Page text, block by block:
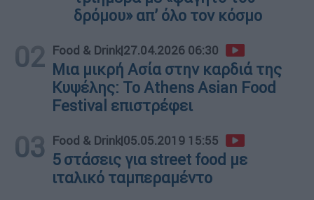
δρόμου» απ’ όλο τον κόσμο
02 Food & Drink|27.04.2026 06:30
Μια μικρή Ασία στην καρδιά της
Κυψέλης: Το Athens Asian Food
Festival επιστρέφει
03 Food & Drink|05.05.2019 15:55
5 στάσεις για street food με
ιταλικό ταμπεραμέντο